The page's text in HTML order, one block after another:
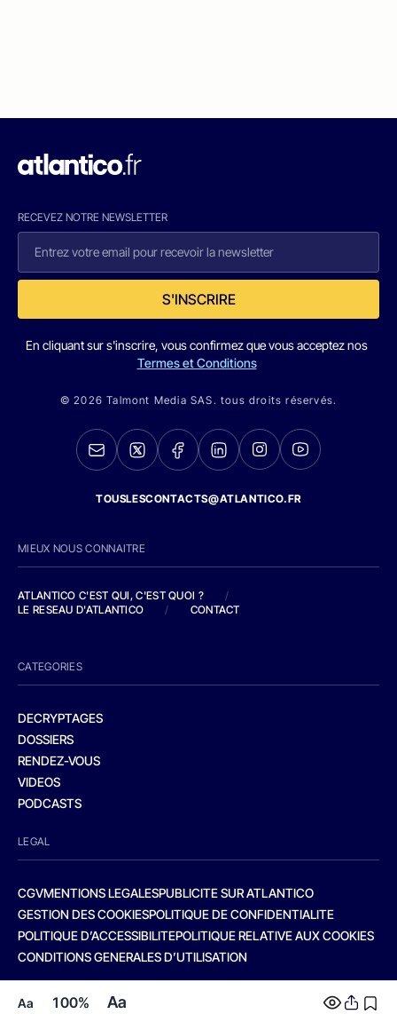
Aa 100% Aa
RECEVEZ NOTRE NEWSLETTER
S'INSCRIRE
En cliquant sur s'inscrire, vous confirmez que vous acceptez nos
Termes et Conditions
© 2026 Talmont Media SAS. tous droits réservés.
TOUSLESCONTACTS@ATLANTICO.FR
MIEUX NOUS CONNAITRE
ATLANTICO C'EST QUI, C'EST QUOI ?
/
LE RESEAU D'ATLANTICO
/ CONTACT
CATEGORIES
DECRYPTAGES
DOSSIERS
RENDEZ-VOUS
VIDEOS
PODCASTS
LEGAL
CGVMENTIONS LEGALESPUBLICITE SUR ATLANTICO
GESTION DES COOKIESPOLITIQUE DE CONFIDENTIALITE
POLITIQUE D’ACCESSIBILITEPOLITIQUE RELATIVE AUX COOKIES
CONDITIONS GENERALES D’UTILISATION